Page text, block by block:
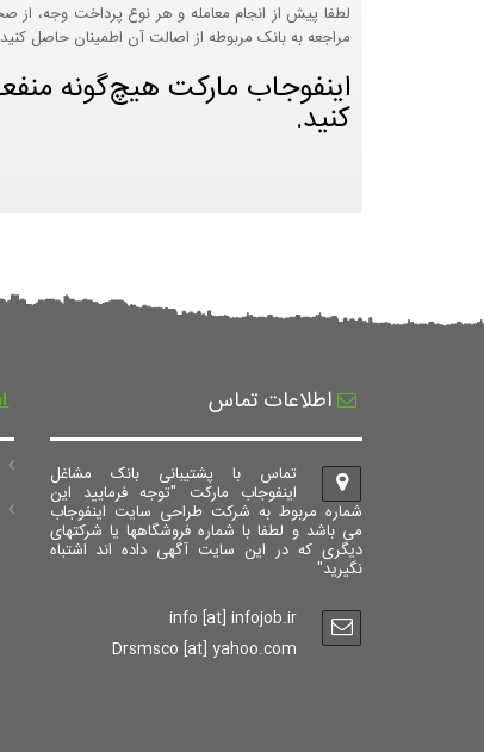
لطفا پیش از انجام معامله و هر نوع پرداخت وجه، از
مراجعه به بانک مربوطه از اصالت آن اطمینان حاصل
اینفوجاب مارکت هیچ‌گونه
کنید.
اطلاعات تماس
تماس با پشتیبانی بانک مشاغل
اینفوجاب مارکت "توجه فرمایید این
شماره مربوط به شرکت طراحی سایت اینفوجاب
می باشد و لطفا با شماره فروشگاهها یا شرکتهای
دیگری که در این سایت آگهی داده اند اشتباه
نگیرید"
info [at] infojob.ir
Drsmsco [at] yahoo.com